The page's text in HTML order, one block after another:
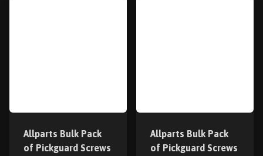
Allparts Bulk Pack
of Pickguard Screws
Allparts Bulk Pack
of Pickguard Screws